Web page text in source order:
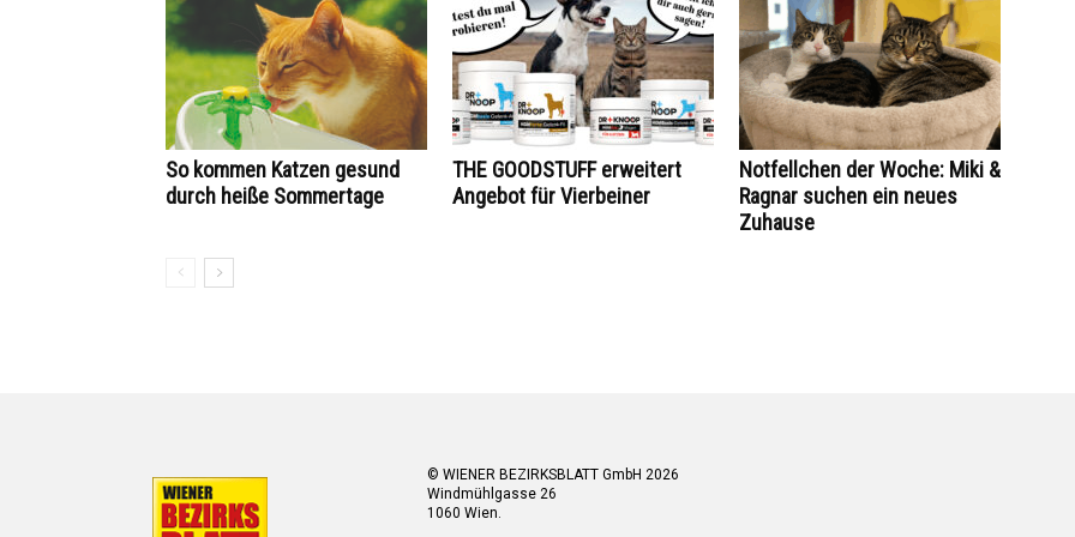
So kommen Katzen gesund
durch heiße Sommertage
THE GOODSTUFF erweitert
Angebot für Vierbeiner
Notfellchen der Woche: Miki &
Ragnar suchen ein neues
Zuhause
© WIENER BEZIRKSBLATT GmbH 2026
Windmühlgasse 26
1060 Wien.